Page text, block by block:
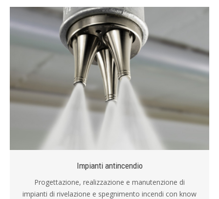
Impianti antincendio
Progettazione, realizzazione e manutenzione di
impianti di rivelazione e spegnimento incendi con know